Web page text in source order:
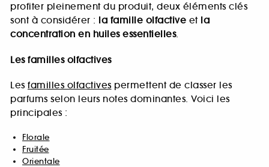
profiter pleinement du produit, deux éléments clés
sont à considérer : la famille olfactive et la
concentration en huiles essentielles.
Les familles olfactives
Les familles olfactives permettent de classer les
parfums selon leurs notes dominantes. Voici les
principales :
Florale
Fruitée
Orientale